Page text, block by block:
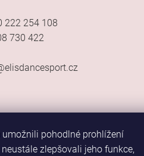
pohodlné prohlížení
zlepšovali jeho funkce,
222 254 108
730 422